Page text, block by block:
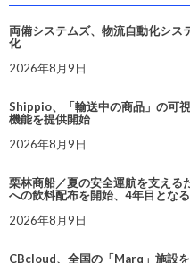
両備システムズ、物流自動化シス
化
2026年8月9日
Shippio、「輸送中の商品」の可
機能を提供開始
2026年8月9日
栗林商船／夏の安全運航を支える
への飲料配布を開始、4年目とな
2026年8月9日
CBcloud、全国の「Marq」施設